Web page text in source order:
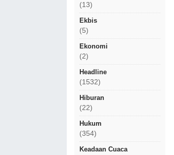
(13)
Ekbis
(5)
Ekonomi
(2)
Headline
(1532)
Hiburan
(22)
Hukum
(354)
Keadaan Cuaca